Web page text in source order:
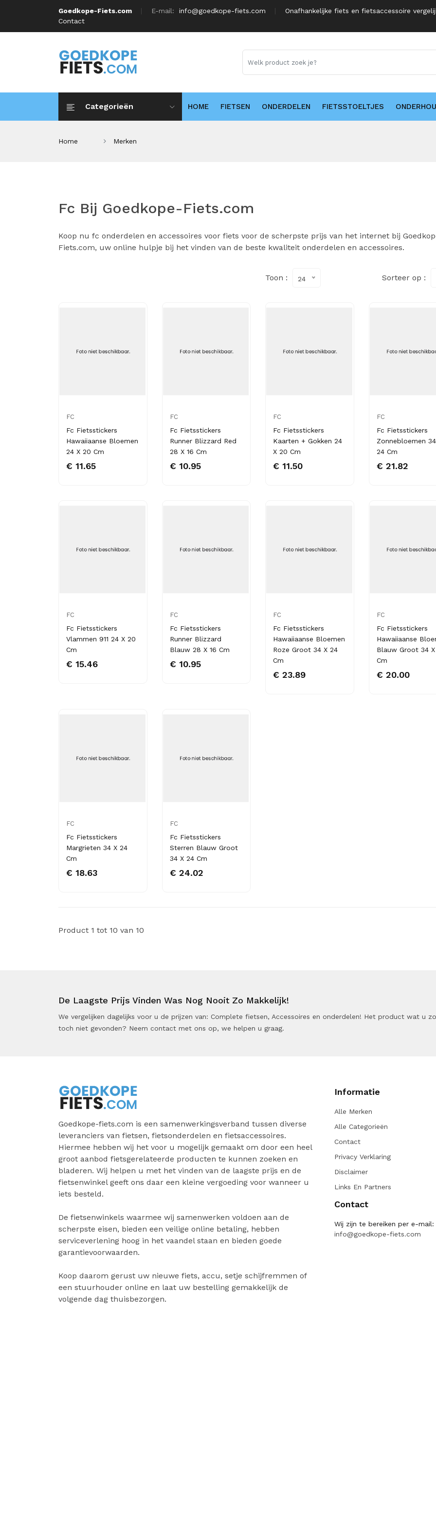
Goedkope-Fiets.com E-mail: info@goedkope-fiets.com
Onafhankelijke fiets en fietsaccessoire
Contact
Categorieën HOME FIETSEN ONDERDELEN FIETSSTOELTJES
Home Merken
Fc Bij Goedkope-Fiets.com
Koop nu fc onderdelen en accessoires voor fiets voor de scherpste prijs van het internet bij
Fiets.com, uw online hulpje bij het vinden van de beste kwaliteit onderdelen en accessoires.
Toon : 24 Sorteer op :
FC
Fc Fietsstickers
Hawaiiaanse Bloemen
24 X 20 Cm
€ 11.65
FC
Fc Fietsstickers
Runner Blizzard Red
28 X 16 Cm
€ 10.95
FC
Fc Fietsstickers
Kaarten + Gokken 24
X 20 Cm
€ 11.50
FC
Fc Fietsstickers
Zonnebloemen
24 Cm
€ 21.82
FC
Fc Fietsstickers
Vlammen 911 24 X 20
Cm
€ 15.46
FC
Fc Fietsstickers
Runner Blizzard
Blauw 28 X 16 Cm
€ 10.95
FC
Fc Fietsstickers
Hawaiiaanse Bloemen
Roze Groot 34 X 24
Cm
€ 23.89
FC
Fc Fietsstickers
Hawaiiaanse
Blauw Groot 34
Cm
€ 20.00
FC
Fc Fietsstickers
Margrieten 34 X 24
Cm
€ 18.63
FC
Fc Fietsstickers
Sterren Blauw Groot
34 X 24 Cm
€ 24.02
Product 1 tot 10 van 10
De Laagste Prijs Vinden Was Nog Nooit Zo Makkelijk!
We vergelijken dagelijks voor u de prijzen van: Complete fietsen, Accessoires en onderdelen! Het product wat u
toch niet gevonden? Neem contact met ons op, we helpen u graag.
Goedkope-fiets.com is een samenwerkingsverband tussen diverse
leveranciers van fietsen, fietsonderdelen en fietsaccessoires.
Hiermee hebben wij het voor u mogelijk gemaakt om door een heel
groot aanbod fietsgerelateerde producten te kunnen zoeken en
bladeren. Wij helpen u met het vinden van de laagste prijs en de
fietsenwinkel geeft ons daar een kleine vergoeding voor wanneer u
iets besteld.
De fietsenwinkels waarmee wij samenwerken voldoen aan de
scherpste eisen, bieden een veilige online betaling, hebben
serviceverlening hoog in het vaandel staan en bieden goede
garantievoorwaarden.
Koop daarom gerust uw nieuwe fiets, accu, setje schijfremmen of
een stuurhouder online en laat uw bestelling gemakkelijk de
volgende dag thuisbezorgen.
Informatie
Alle Merken
Alle Categorieën
Contact
Privacy Verklaring
Disclaimer
Links En Partners
Contact
Wij zijn te bereiken per e-mail:
info@goedkope-fiets.com